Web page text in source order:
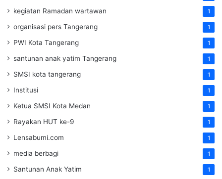
kegiatan Ramadan wartawan 1
organisasi pers Tangerang 1
PWI Kota Tangerang 1
santunan anak yatim Tangerang 1
SMSI kota tangerang 1
Institusi 1
Ketua SMSI Kota Medan 1
Rayakan HUT ke-9 1
Lensabumi.com 1
media berbagi 1
Santunan Anak Yatim 1